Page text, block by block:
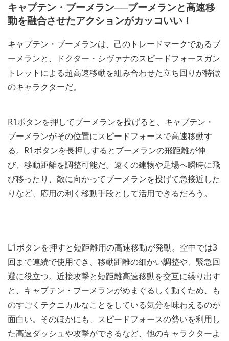
キャプテン・ブーメラン──ブーメランと高速移
動を融合させたアクションがカッコいい！
キャプテン・ブーメランは、己のトレードマークであるブ
ーメランと、ドクター・シヴァナのスピードフォースガン
トレットによる超高速移動を組み合わせた立ち回りが特徴
のキャラクターだ。
R1ボタンを押してブーメランを投げると、キャプテン・
ブーメランがその位置にスピードフォースで高速移動す
る。R1ボタンを長押しするとブーメランの飛距離が伸
び、移動距離を調整可能だ。遠くの建物や足場へ瞬時に飛
び移ったり、敵に向かってブーメランを投げて急接近した
りなど、応用の利く移動手段として活用できるだろう。
L1ボタンを押すと短距離用の高速移動が発動。空中では3
回まで連続で使用でき、移動距離の細かい調整や、緊急回
避に役立つ。近接攻撃と短距離高速移動を交互に繰り出す
と、キャプテン・ブーメランがめまぐるしく動くため、も
のすごくテクニカルなことをしている気分を味わえるのが
面白い。そのほかにも、スピードフォースの勢いを利用し
た高速ダッシュや攻撃ができるなど、他のキャラクターよ